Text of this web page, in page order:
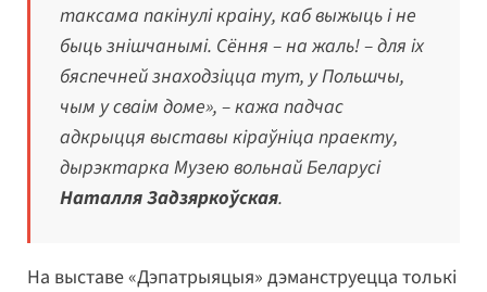
таксама пакінулі краіну, каб выжыць і не
быць знішчанымі. Сёння – на жаль! – для іх
бяспечней знаходзіцца тут, у Польшчы,
чым у сваім доме», – кажа падчас
адкрыцця выставы кіраўніца праекту,
дырэктарка Музею вольнай Беларусі
Наталля Задзяркоўская.
На выставе «Дэпатрыяцыя» дэманструецца толькі